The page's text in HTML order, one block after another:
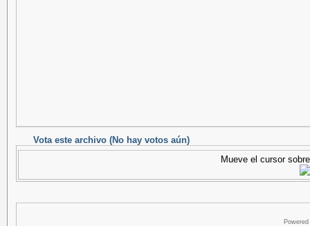
Vota este archivo (No hay votos aún)
Mueve el cursor